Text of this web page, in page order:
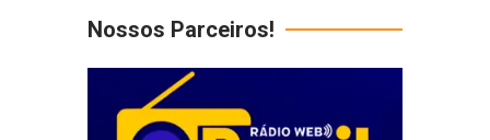
Nossos Parceiros!